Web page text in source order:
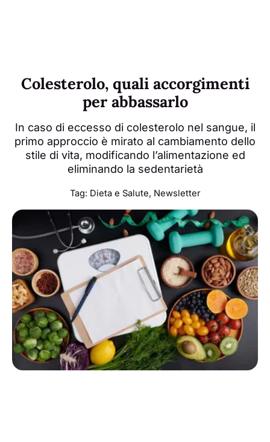
Colesterolo, quali accorgimenti
per abbassarlo
In caso di eccesso di colesterolo nel sangue, il
primo approccio è mirato al cambiamento dello
stile di vita, modificando l’alimentazione ed
eliminando la sedentarietà
Tag: Dieta e Salute, Newsletter